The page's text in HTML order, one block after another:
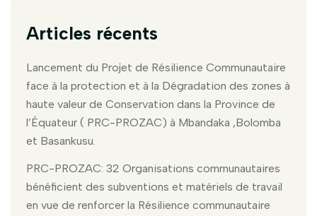
Articles récents
Lancement du Projet de Résilience Communautaire
face à la protection et à la Dégradation des zones à
haute valeur de Conservation dans la Province de
l’Équateur ( PRC-PROZAC) à Mbandaka ,Bolomba
et Basankusu.
PRC-PROZAC: 32 Organisations communautaires
bénéficient des subventions et matériels de travail
en vue de renforcer la Résilience communautaire